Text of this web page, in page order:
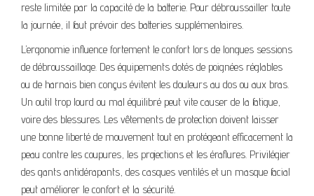
reste limitée par la capacité de la batterie. Pour débroussailler toute
la journée, il faut prévoir des batteries supplémentaires.
L’ergonomie influence fortement le confort lors de longues sessions
de débroussaillage. Des équipements dotés de poignées réglables
ou de harnais bien conçus évitent les douleurs au dos ou aux bras.
Un outil trop lourd ou mal équilibré peut vite causer de la fatigue,
voire des blessures. Les vêtements de protection doivent laisser
une bonne liberté de mouvement tout en protégeant efficacement la
peau contre les coupures, les projections et les éraflures. Privilégier
des gants antidérapants, des casques ventilés et un masque facial
peut améliorer le confort et la sécurité.